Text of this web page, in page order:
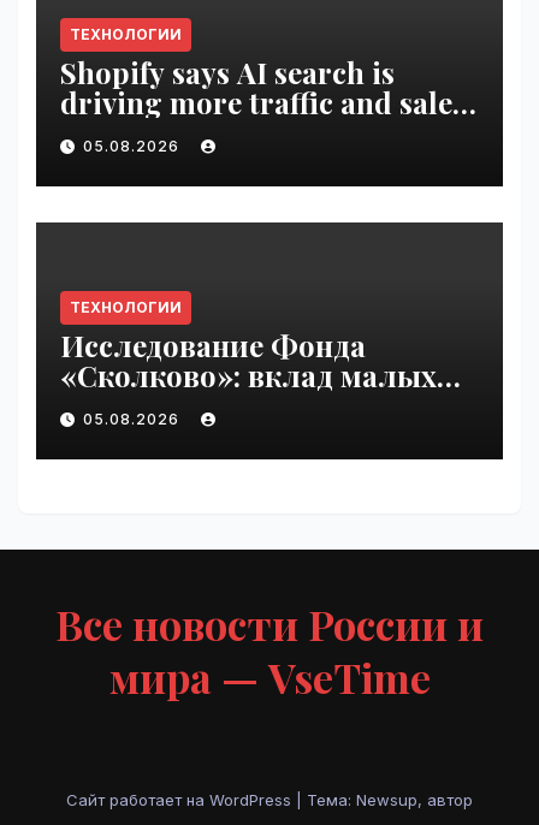
ТЕХНОЛОГИИ
Shopify says AI search is
driving more traffic and sales,
not replacing Google |
VseTime.ru
05.08.2026
ТЕХНОЛОГИИ
Исследование Фонда
«Сколково»: вклад малых
технологических компаний
в добавленную стоимость
высокотеха вырос вдвое за
05.08.2026
Все новости России и
мира — VseTime
Сайт работает на WordPress
Тема: Newsup, автор